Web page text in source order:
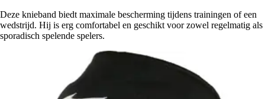
Deze knieband biedt maximale bescherming tijdens trainingen of een
wedstrijd. Hij is erg comfortabel en geschikt voor zowel regelmatig als
sporadisch spelende spelers.